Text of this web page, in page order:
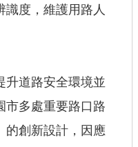
識度，維護用路人
升道路安全環境並
市多處重要路口路
的創新設計，因應